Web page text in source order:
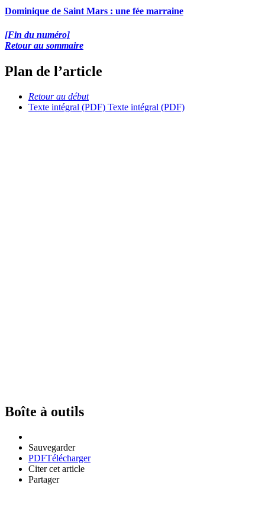
Dominique de Saint Mars : une fée marraine
[Fin du numéro]
Retour au sommaire
Plan de l’article
Retour au début
Texte intégral (PDF) Texte intégral (PDF)
Boîte à outils
Sauvegarder
PDFTélécharger
Citer cet article
Partager